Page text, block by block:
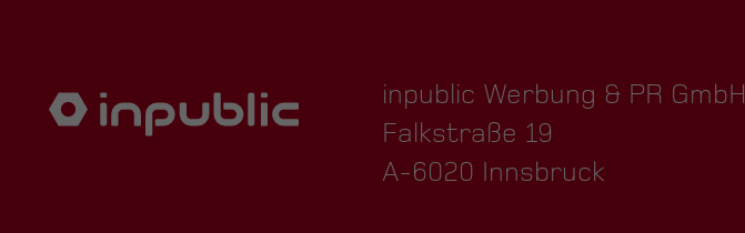
inpublic Werbung & PR GmbH
Falkstraße 19
A-6020 Innsbruck